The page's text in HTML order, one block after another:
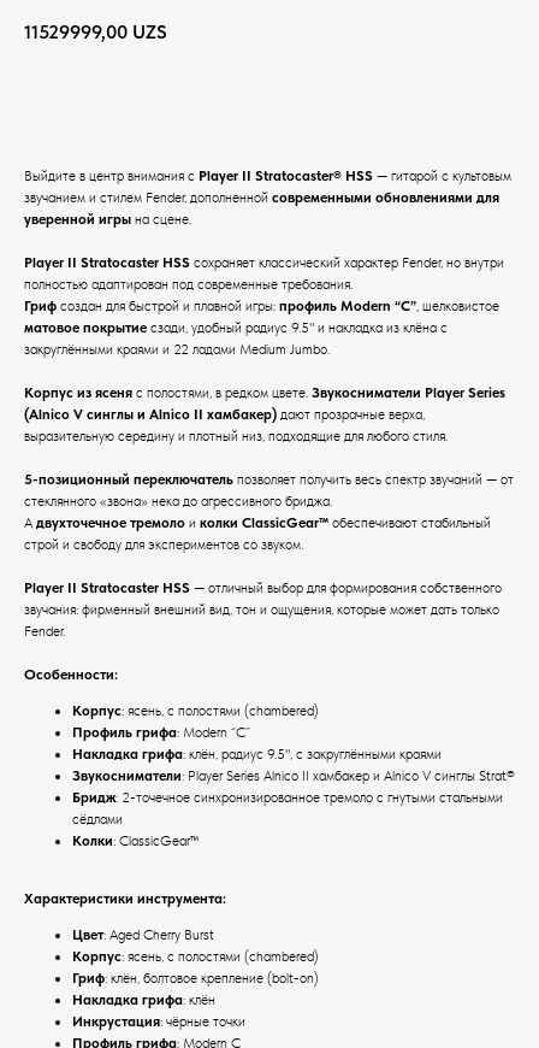
11529999,00 UZS
Выйдите в центр внимания с Player II Stratocaster® HSS — гитарой с культовым
звучанием и стилем Fender, дополненной современными обновлениями для
уверенной игры на сцене.
Player II Stratocaster HSS сохраняет классический характер Fender, но внутри
полностью адаптирован под современные требования.
Гриф создан для быстрой и плавной игры: профиль Modern “C”, шелковистое
матовое покрытие сзади, удобный радиус 9.5" и накладка из клёна с
закруглёнными краями и 22 ладами Medium Jumbo.
Корпус из ясеня с полостями, в редком цвете. Звукосниматели Player Series
(Alnico V синглы и Alnico II хамбакер) дают прозрачные верха,
выразительную середину и плотный низ, подходящие для любого стиля.
5-позиционный переключатель позволяет получить весь спектр звучаний — от
стеклянного «звона» нека до агрессивного бриджа.
А двухточечное тремоло и колки ClassicGear™ обеспечивают стабильный
строй и свободу для экспериментов со звуком.
Player II Stratocaster HSS — отличный выбор для формирования собственного
звучания: фирменный внешний вид, тон и ощущения, которые может дать только
Fender.
Особенности:
Корпус: ясень, с полостями (chambered)
Профиль грифа: Modern “C”
Накладка грифа: клён, радиус 9.5", с закруглёнными краями
Звукосниматели: Player Series Alnico II хамбакер и Alnico V синглы Strat®
Бридж: 2-точечное синхронизированное тремоло с гнутыми стальными
сёдлами
Колки: ClassicGear™
Характеристики инструмента:
Цвет: Aged Cherry Burst
Корпус: ясень, с полостями (chambered)
Гриф: клён, болтовое крепление (bolt-on)
Накладка грифа: клён
Инкрустация: чёрные точки
Профиль грифа: Modern C